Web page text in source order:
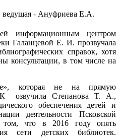
информационным центром
Галанцевой Е. И. прозвучала
справок, хотя
консультации, в том числе на
которая не на прямую
озвучила Степанова Т. А.,
обеспечения детей и
деятельности Псковской
что в 2016 году опять
сети детских библиотек.